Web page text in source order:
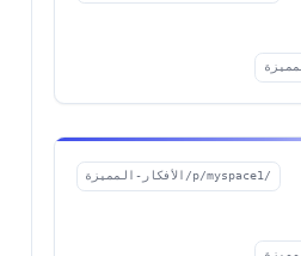
/p/myspace1/الأفكار-المميزة